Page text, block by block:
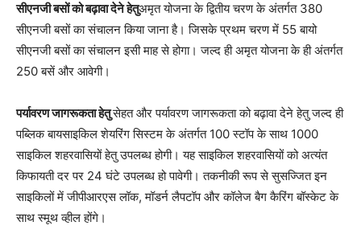
सीएनजी बसों को बढ़ावा देने हेतुअमृत योजना के द्वितीय चरण के अंतर्गत 380
सीएनजी बसों का संचालन किया जाना है। जिसके प्रथम चरण में 55 बायो
सीएनजी बसों का संचालन इसी माह से होगा। जल्द ही अमृत योजना के ही अंतर्गत
250 बसें और आवेगी।
पर्यावरण जागरूकता हेतुसेहत और पर्यावरण जागरूकता को बढ़ावा देने हेतु जल्द ही
पब्लिक बायसाइकिल शेयरिंग सिस्टम के अंतर्गत 100 स्टॉप के साथ 1000
साइकिल शहरवासियों हेतु उपलब्ध होगी। यह साइकिल शहरवासियों को अत्यंत
किफायती दर पर 24 घंटे उपलब्ध हो पावेगी। तकनीकी रूप से सुसज्जित इन
साइकिलों में जीपीआरएस लॉक, मॉडर्न लैपटॉप और कॉलेज बैग कैरिंग बॉस्केट के
साथ स्मूथ व्हील होंगे।